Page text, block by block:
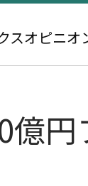
スオピニオ
億円